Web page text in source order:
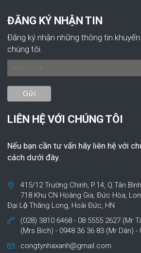
ĐĂNG KÝ NHẬN TIN
Đăng ký nhận những thông tin
chúng tôi.
LIÊN HỆ VỚI CHÚNG TÔI
Nếu bạn cần tư vấn hãy liên hệ với
cách dưới đây.
415/12 Trường Chinh, P.14, Q.Tân
718 Khu CN Hoàng Gia, Đức Hòa,
Đại Lộ Thăng Long, Hoài Đức, HN
(028) 3810 6468 - 08 5555 2627 (Mr
(Mrs Bích) - 0948 36 36 83 (Mr Dân)
congtynhaxanh@gmail.com